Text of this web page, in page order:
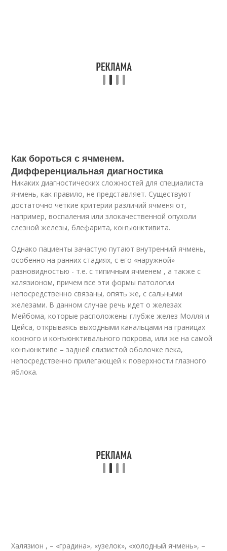
Как бороться с ячменем.
Дифференциальная диагностика
Никаких диагностических сложностей для специалиста
ячмень, как правило, не представляет. Существуют
достаточно четкие критерии различий ячменя от,
например, воспаления или злокачественной опухоли
слезной железы, блефарита, конъюнктивита.
Однако пациенты зачастую путают внутренний ячмень,
особенно на ранних стадиях, с его «наружной»
разновидностью - т.е. с типичным ячменем , а также с
халязионом, причем все эти формы патологии
непосредственно связаны, опять же, с сальными
железами. В данном случае речь идет о железах
Мейбома, которые расположены глубже желез Молля и
Цейса, открываясь выходными канальцами на границах
кожного и конъюнктивального покрова, или же на самой
конъюнктиве – задней слизистой оболочке века,
непосредственно прилегающей к поверхности глазного
яблока.
Халязион , – «градина», «узелок», «холодный ячмень», –